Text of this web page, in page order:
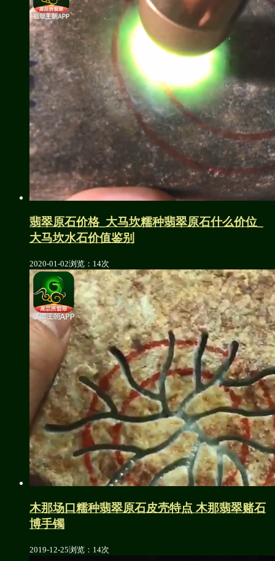
翡翠原石价格_大马坎糯种翡翠原石什么价位_
大马坎水石价值鉴别
2020-01-02浏览：14次
木那场口糯种翡翠原石皮壳特点 木那翡翠赌石
博手镯
2019-12-25浏览：14次